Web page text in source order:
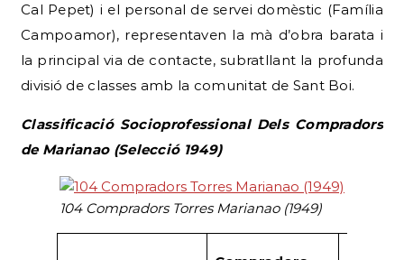
Cal Pepet) i el personal de servei domèstic (Família
Campoamor), representaven la mà d’obra barata i
la principal via de contacte, subratllant la profunda
divisió de classes amb la comunitat de Sant Boi.
Classificació Socioprofessional Dels Compradors
de Marianao (Selecció 1949)
104 Compradors Torres Marianao (1949)